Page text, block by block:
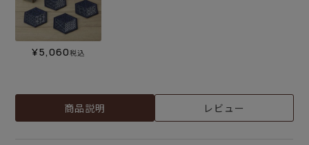
¥5,060税込
商品説明 レビュー